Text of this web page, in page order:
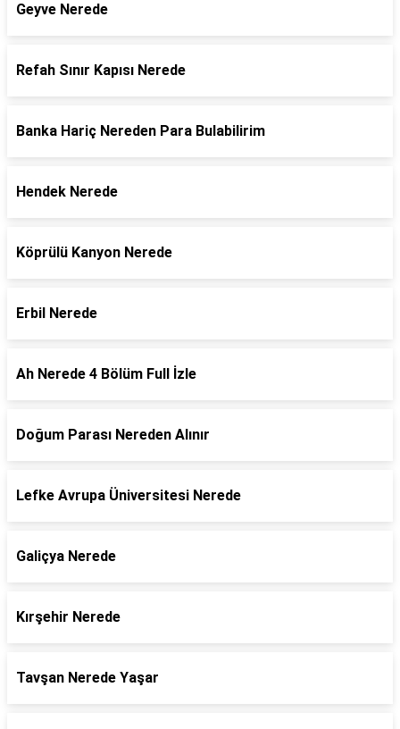
Geyve Nerede
Refah Sınır Kapısı Nerede
Banka Hariç Nereden Para Bulabilirim
Hendek Nerede
Köprülü Kanyon Nerede
Erbil Nerede
Ah Nerede 4 Bölüm Full İzle
Doğum Parası Nereden Alınır
Lefke Avrupa Üniversitesi Nerede
Galiçya Nerede
Kırşehir Nerede
Tavşan Nerede Yaşar